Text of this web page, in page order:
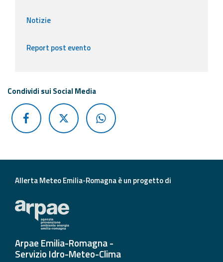
Notizie
Report post evento
Condividi sui Social Media
Allerta Meteo Emilia-Romagna è un progetto di
Arpae Emilia-Romagna -
Servizio Idro-Meteo-Clima